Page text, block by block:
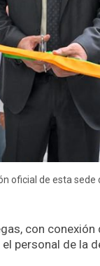
oficial de esta
con
personal de la